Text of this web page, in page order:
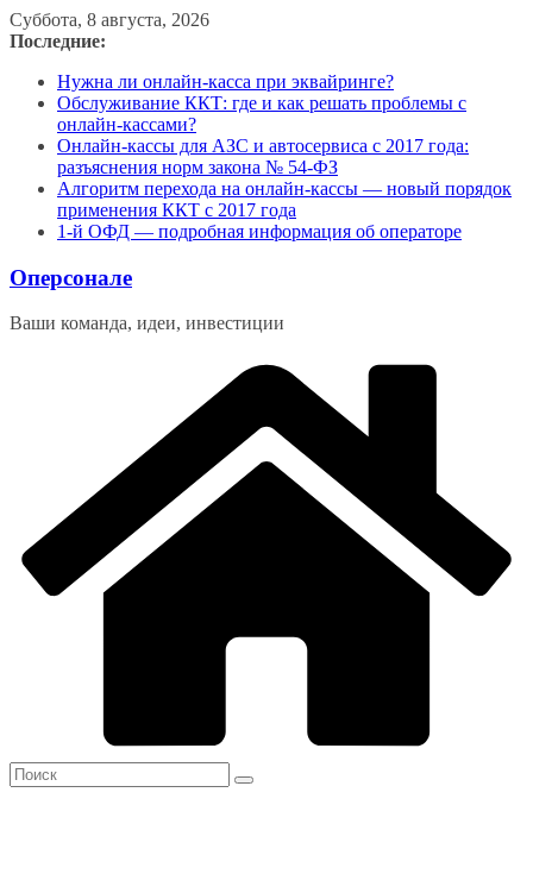
Перейти
к
Суббота, 8 августа, 2026
Последние:
Нужна ли онлайн-касса при эквайринге?
Обслуживание ККТ: где и как решать проблемы с
онлайн-кассами?
Онлайн-кассы для АЗС и автосервиса с 2017 года:
разъяснения норм закона № 54-ФЗ
Алгоритм перехода на онлайн-кассы — новый порядок
применения ККТ с 2017 года
1-й ОФД — подробная информация об операторе
Оперсонале
Ваши команда, идеи, инвестиции